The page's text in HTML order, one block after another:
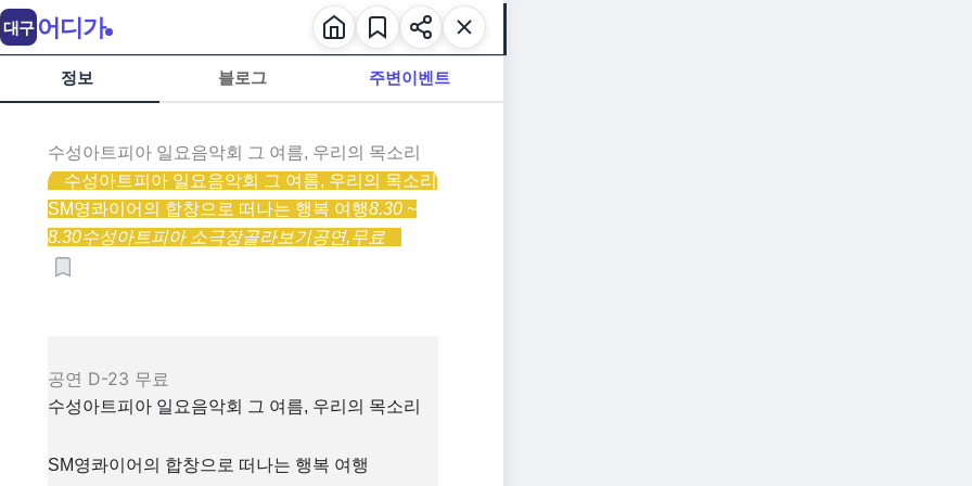
정보 블로그 주변이벤트
수성아트피아 일요음악회 그 여름, 우리의 목소리
수성아트피아 일요음악회 그 여름, 우리의 목소리
SM영콰이어의 합창으로 떠나는 행복 여행8.30 ~
8.30수성아트피아 소극장골라보기공연,무료
공연 D-23 무료
수성아트피아 일요음악회 그 여름, 우리의 목소리
SM영콰이어의 합창으로 떠나는 행복 여행
대구 어디가